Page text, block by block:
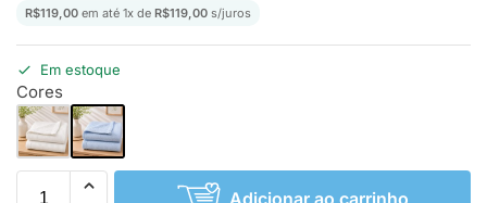
R$119,00 em até 1x de R$119,00 s/juros
Em estoque
Cores
Adicionar ao carrinho